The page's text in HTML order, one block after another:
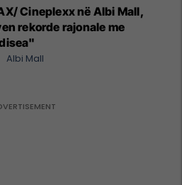
Cineplexx në Albi Mall,
rekorde rajonale me
Albi Mall